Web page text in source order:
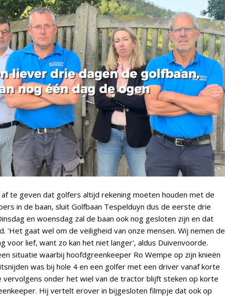
af te geven dat golfers altijd rekening moeten houden met de
in de baan, sluit Golfbaan Tespelduyn dus de eerste drie
en woensdag zal de baan ook nog gesloten zijn en dat
'Het gaat wel om de veiligheid van onze mensen. Wij nemen de
voor lief, want zo kan het niet langer', aldus Duivenvoorde.
situatie waarbij hoofdgreenkeeper Ro Wempe op zijn knieën
was bij hole 4 en een golfer met een driver vanaf korte
vervolgens onder het wiel van de tractor blijft steken op korte
Hij vertelt erover in bijgesloten filmpje dat ook op